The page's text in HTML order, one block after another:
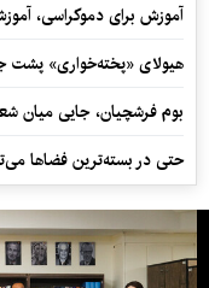
آموزش برای دموکراسی،
هیولای «پخته‌خواری» پشت
بوم فرشچیان، جایی میان
حتی در بسته‌ترین فضاها